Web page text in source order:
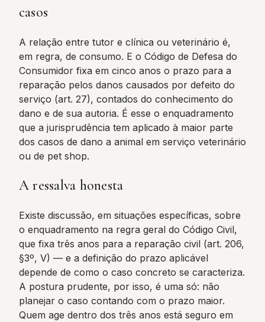
casos
A relação entre tutor e clínica ou veterinário é,
em regra, de consumo. E o Código de Defesa do
Consumidor fixa em cinco anos o prazo para a
reparação pelos danos causados por defeito do
serviço (art. 27), contados do conhecimento do
dano e de sua autoria. É esse o enquadramento
que a jurisprudência tem aplicado à maior parte
dos casos de dano a animal em serviço veterinário
ou de pet shop.
A ressalva honesta
Existe discussão, em situações específicas, sobre
o enquadramento na regra geral do Código Civil,
que fixa três anos para a reparação civil (art. 206,
§3º, V) — e a definição do prazo aplicável
depende de como o caso concreto se caracteriza.
A postura prudente, por isso, é uma só: não
planejar o caso contando com o prazo maior.
Quem age dentro dos três anos está seguro em